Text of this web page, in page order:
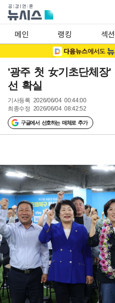
메인 랭킹 섹션
'광주 첫 女기초단체장
선 확실
기사등록 2026/06/04 00:44:00
최종수정 2026/06/04 08:42:52
구글에서 선호하는 매체로 추가